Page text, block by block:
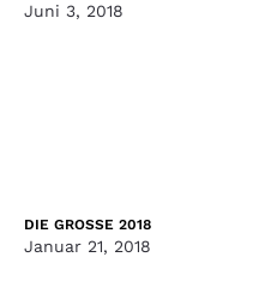
Juni 3, 2018
DIE GROSSE 2018
Januar 21, 2018